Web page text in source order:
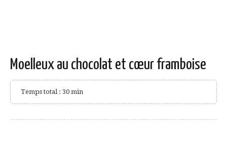
Moelleux au chocolat et cœur framboise
Temps total : 30 min